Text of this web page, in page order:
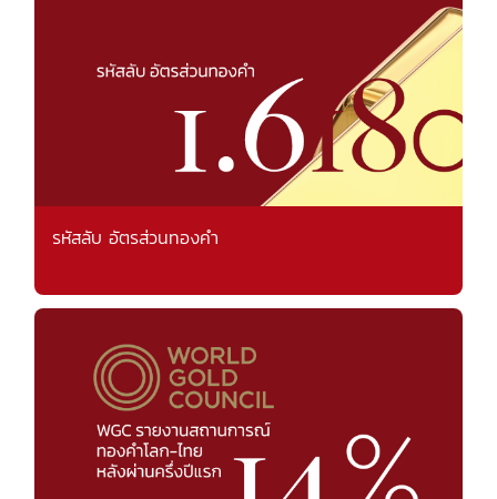
รหัสลับ อัตรส่วนทองคำ